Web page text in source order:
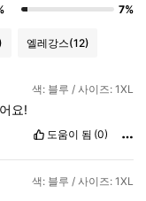
7%
엘레강스(12)
색: 블루 / 사이즈: 1XL
요!
도움이 됨 (0)
색: 블루 / 사이즈: 1XL